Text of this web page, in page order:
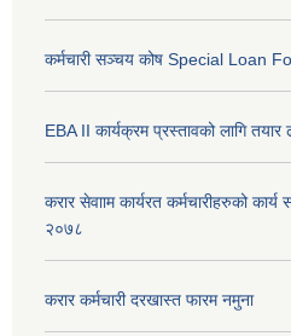
कर्मचारी सञ्चय कोष Special Loan
EBA II कार्यक्रम प्रस्तावको लागि तयार
करार सेवााम कार्यरत कर्मचारीहरुको
२०७८
करार कर्मचारी दरखास्त फारम नमुना